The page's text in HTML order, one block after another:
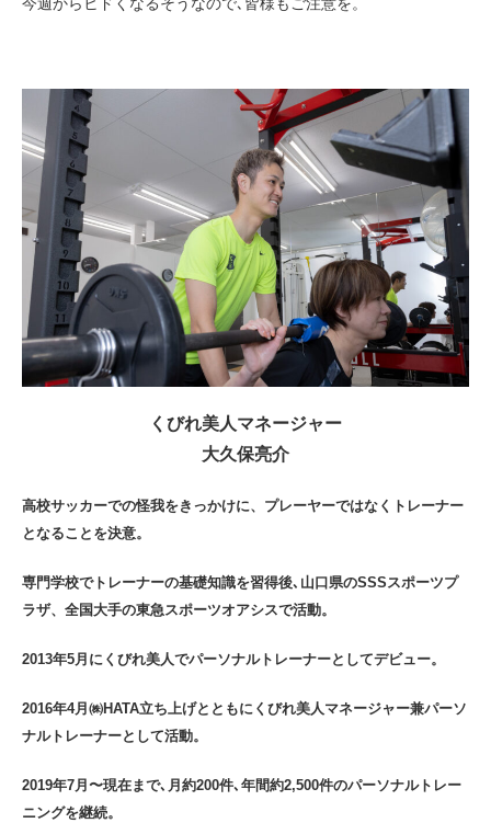
くびれ美人マネージャー
大久保亮介
高校サッカーでの怪我をきっかけに、プレーヤーではなくトレーナー
となることを決意。
専門学校でトレーナーの基礎知識を習得後､山口県のSSSスポーツプ
ラザ、全国大手の東急スポーツオアシスで活動。
2013年5月にくびれ美人でパーソナルトレーナーとしてデビュー。
2016年4月㈱HATA立ち上げとともにくびれ美人マネージャー兼パーソ
ナルトレーナーとして活動。
2019年7月〜現在まで､月約200件､年間約2,500件のパーソナルトレー
ニングを継続。